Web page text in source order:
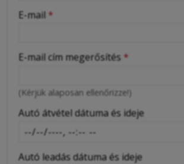
-
-
-
-
E-mail *
E-mail cím megerősítés *
(Kérjük alaposan ellenőrizze!)
Autó átvétel dátuma és ideje
Autó leadás dátuma és ideje